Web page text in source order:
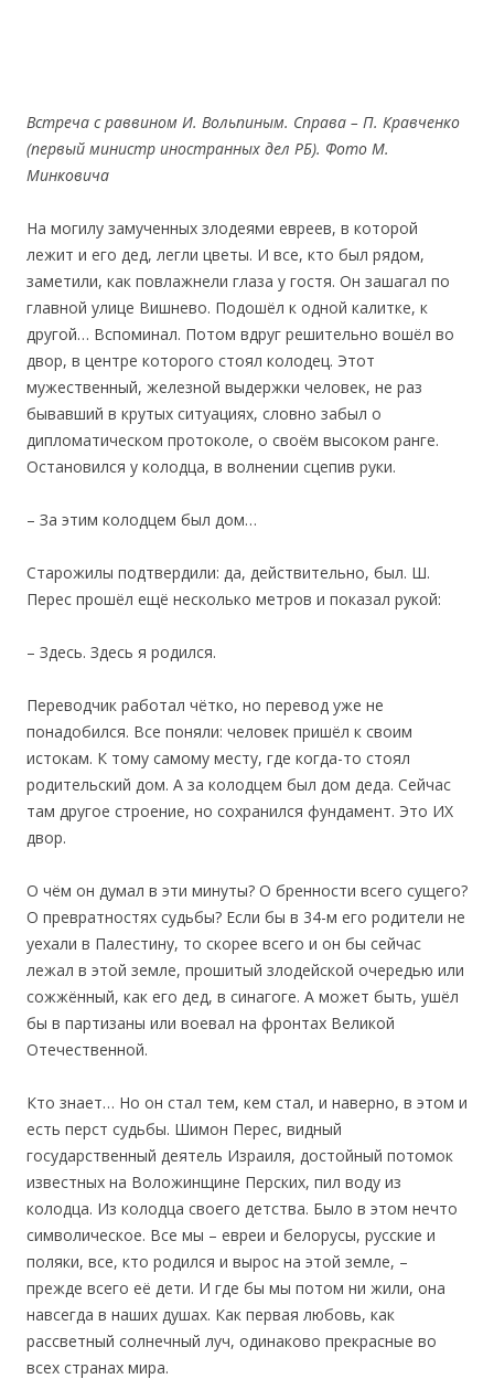
Встреча с раввином И. Вольпиным. Справа – П. Кравченко
(первый министр иностранных дел РБ). Фото М.
Минковича
На могилу замученных злодеями евреев, в которой
лежит и его дед, легли цветы. И все, кто был рядом,
заметили, как повлажнели глаза у гостя. Он зашагал по
главной улице Вишнево. Подошёл к одной калитке, к
другой… Вспоминал. Потом вдруг решительно вошёл во
двор, в центре которого стоял колодец. Этот
мужественный, железной выдержки человек, не раз
бывавший в крутых ситуациях, словно забыл о
дипломатическом протоколе, о своём высоком ранге.
Остановился у колодца, в волнении сцепив руки.
– За этим колодцем был дом…
Старожилы подтвердили: да, действительно, был. Ш.
Перес прошёл ещё несколько метров и показал рукой:
– Здесь. Здесь я родился.
Переводчик работал чётко, но перевод уже не
понадобился. Все поняли: человек пришёл к своим
истокам. К тому самому месту, где когда-то стоял
родительский дом. А за колодцем был дом деда. Сейчас
там другое строение, но сохранился фундамент. Это ИХ
двор.
О чём он думал в эти минуты? О бренности всего сущего?
О превратностях судьбы? Если бы в 34-м его родители не
уехали в Палестину, то скорее всего и он бы сейчас
лежал в этой земле, прошитый злодейской очередью или
сожжённый, как его дед, в синагоге. А может быть, ушёл
бы в партизаны или воевал на фронтах Великой
Отечественной.
Кто знает… Но он стал тем, кем стал, и наверно, в этом и
есть перст судьбы. Шимон Перес, видный
государственный деятель Израиля, достойный потомок
известных на Воложинщине Перских, пил воду из
колодца. Из колодца своего детства. Было в этом нечто
символическое. Все мы – евреи и белорусы, русские и
поляки, все, кто родился и вырос на этой земле, –
прежде всего её дети. И где бы мы потом ни жили, она
навсегда в наших душах. Как первая любовь, как
рассветный солнечный луч, одинаково прекрасные во
всех странах мира.